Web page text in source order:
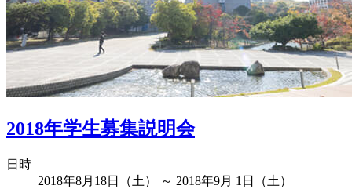
2018年学生募集説明会
日時
2018年8月18日（土） ～ 2018年9月 1日（土）